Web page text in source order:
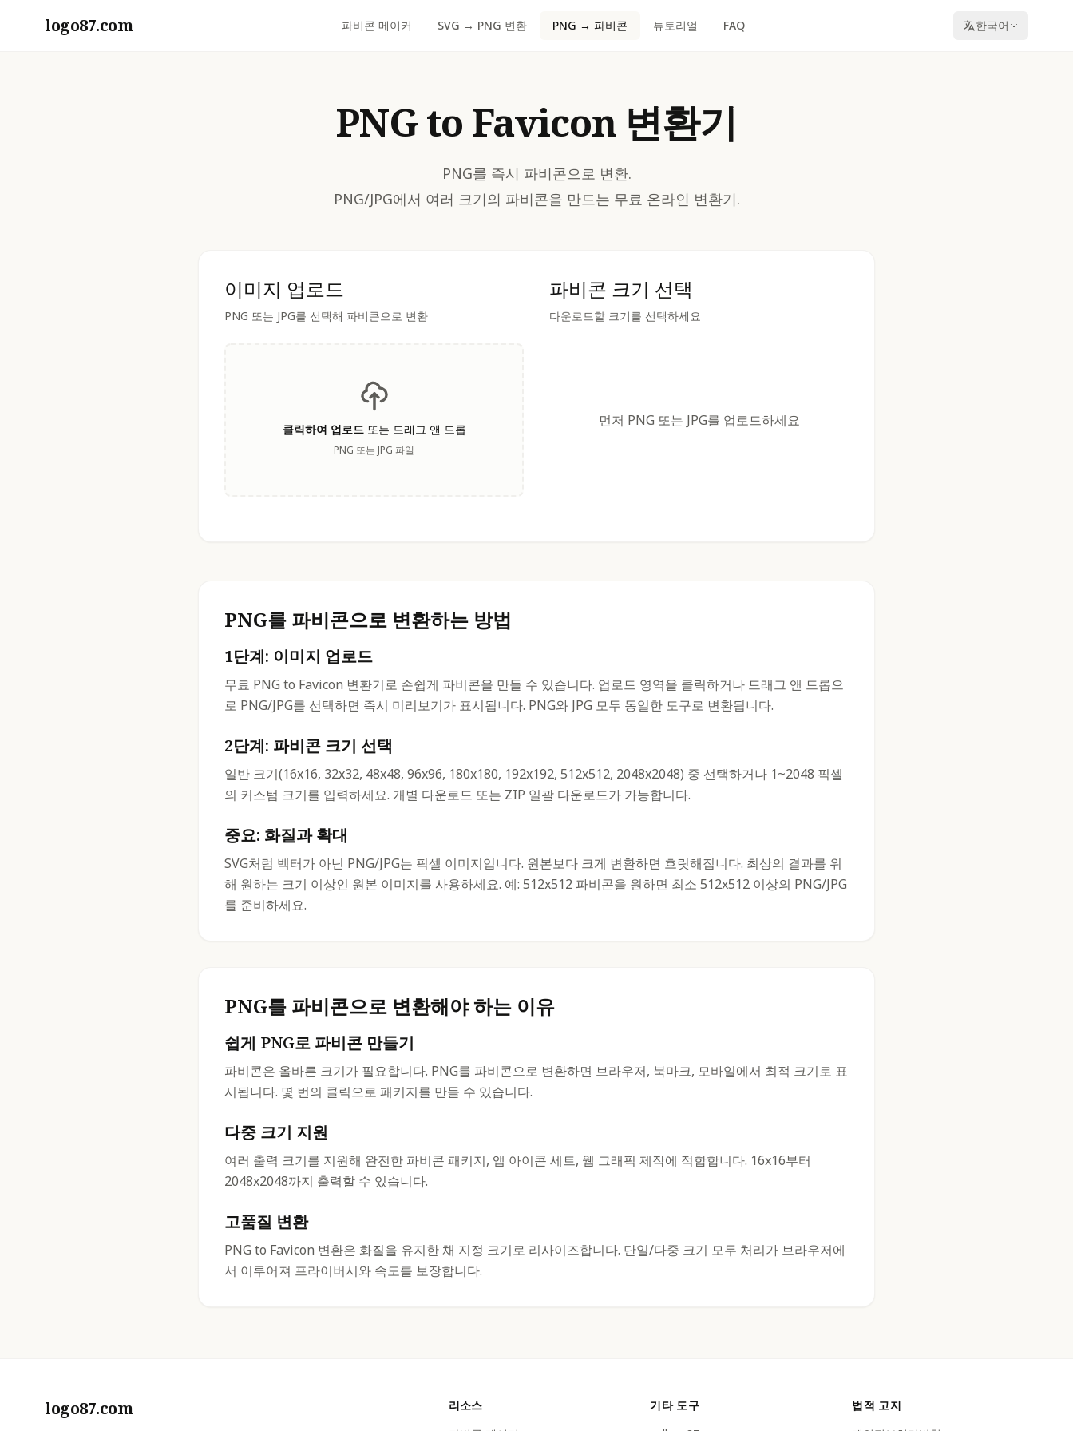
logo87.com 파비콘 메이커 SVG → PNG 변환 PNG → 파비콘 튜토리얼 FAQ 한국어
PNG to Favicon 변환기
PNG를 즉시 파비콘으로 변환.
PNG/JPG에서 여러 크기의 파비콘을 만드는 무료 온라인 변환기.
이미지 업로드
PNG 또는 JPG를 선택해 파비콘으로 변환
클릭하여 업로드또는 드래그 앤 드롭
PNG 또는 JPG 파일
파비콘 크기 선택
다운로드할 크기를 선택하세요
먼저 PNG 또는 JPG를 업로드하세요
PNG를 파비콘으로 변환하는 방법
1단계: 이미지 업로드
무료 PNG to Favicon 변환기로 손쉽게 파비콘을 만들 수 있습니다. 업로드 영역을 클릭하거나 드래그 앤 드롭으
로 PNG/JPG를 선택하면 즉시 미리보기가 표시됩니다. PNG와 JPG 모두 동일한 도구로 변환됩니다.
2단계: 파비콘 크기 선택
일반 크기(16x16, 32x32, 48x48, 96x96, 180x180, 192x192, 512x512, 2048x2048) 중 선택하거나 1~2048 픽셀
의 커스텀 크기를 입력하세요. 개별 다운로드 또는 ZIP 일괄 다운로드가 가능합니다.
중요: 화질과 확대
SVG처럼 벡터가 아닌 PNG/JPG는 픽셀 이미지입니다. 원본보다 크게 변환하면 흐릿해집니다. 최상의 결과를 위
해 원하는 크기 이상인 원본 이미지를 사용하세요. 예: 512x512 파비콘을 원하면 최소 512x512 이상의 PNG/JPG
를 준비하세요.
PNG를 파비콘으로 변환해야 하는 이유
쉽게 PNG로 파비콘 만들기
파비콘은 올바른 크기가 필요합니다. PNG를 파비콘으로 변환하면 브라우저, 북마크, 모바일에서 최적 크기로 표
시됩니다. 몇 번의 클릭으로 패키지를 만들 수 있습니다.
다중 크기 지원
여러 출력 크기를 지원해 완전한 파비콘 패키지, 앱 아이콘 세트, 웹 그래픽 제작에 적합합니다. 16x16부터
2048x2048까지 출력할 수 있습니다.
고품질 변환
PNG to Favicon 변환은 화질을 유지한 채 지정 크기로 리사이즈합니다. 단일/다중 크기 모두 처리가 브라우저에
서 이루어져 프라이버시와 속도를 보장합니다.
logo87.com
리소스
기타 도구
법적 고지